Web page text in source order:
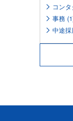
コン
事務
中途